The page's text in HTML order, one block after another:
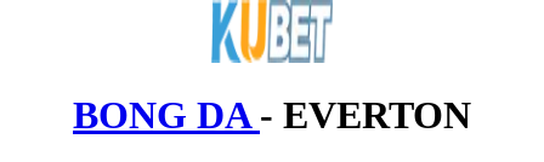
BONG DA- EVERTON